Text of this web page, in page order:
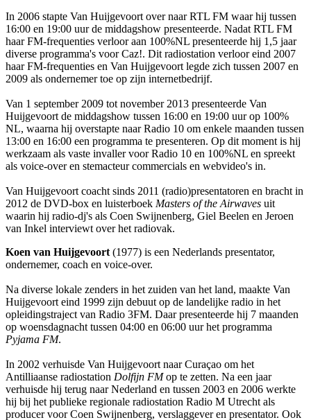
In 2006 stapte Van Huijgevoort over naar RTL FM waar hij tussen
16:00 en 19:00 uur de middagshow presenteerde. Nadat RTL FM
haar FM-frequenties verloor aan 100%NL presenteerde hij 1,5 jaar
diverse programma's voor Caz!. Dit radiostation verloor eind 2007
haar FM-frequenties en Van Huijgevoort legde zich tussen 2007 en
2009 als ondernemer toe op zijn internetbedrijf.
Van 1 september 2009 tot november 2013 presenteerde Van
Huijgevoort de middagshow tussen 16:00 en 19:00 uur op 100%
NL, waarna hij overstapte naar Radio 10 om enkele maanden tussen
13:00 en 16:00 een programma te presenteren. Op dit moment is hij
werkzaam als vaste invaller voor Radio 10 en 100%NL en spreekt
als voice-over en stemacteur commercials en webvideo's in.
Van Huijgevoort coacht sinds 2011 (radio)presentatoren en bracht in
2012 de DVD-box en luisterboek Masters of the Airwaves uit
waarin hij radio-dj's als Coen Swijnenberg, Giel Beelen en Jeroen
van Inkel interviewt over het radiovak.
Koen van Huijgevoort(1977) is een Nederlands presentator,
ondernemer, coach en voice-over.
Na diverse lokale zenders in het zuiden van het land, maakte Van
Huijgevoort eind 1999 zijn debuut op de landelijke radio in het
opleidingstraject van Radio 3FM. Daar presenteerde hij 7 maanden
op woensdagnacht tussen 04:00 en 06:00 uur het programma
Pyjama FM.
In 2002 verhuisde Van Huijgevoort naar Curaçao om het
Antilliaanse radiostation Dolfijn FMop te zetten. Na een jaar
verhuisde hij terug naar Nederland en tussen 2003 en 2006 werkte
hij bij het publieke regionale radiostation Radio M Utrecht als
producer voor Coen Swijnenberg, verslaggever en presentator. Ook